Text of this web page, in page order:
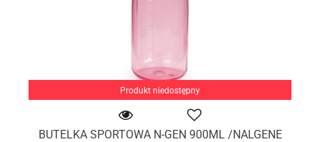
Produkt niedostępny
BUTELKA SPORTOWA N-GEN 900ML /NALGENE